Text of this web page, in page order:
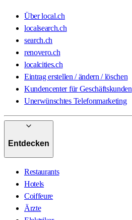
Über local.ch
localsearch.ch
search.ch
renovero.ch
localcities.ch
Eintrag erstellen / ändern / löschen
Kundencenter für Geschäftskunden
Unerwünschtes Telefonmarketing
Entdecken
Restaurants
Hotels
Coiffeure
Ärzte